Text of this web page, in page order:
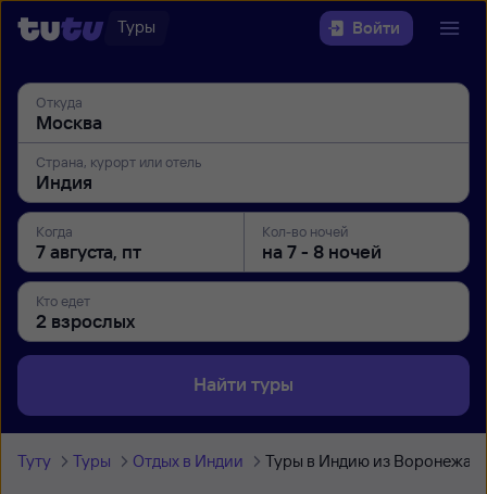
Туры Войти
Откуда
Страна, курорт или отель
Когда Кол-во ночей
Кто едет
Найти туры
Туту Туры Отдых в Индии Туры в Индию из Воронежа